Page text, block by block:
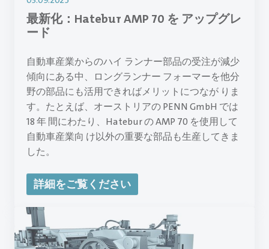
最新化：Hatebur AMP 70 を アップグレ
ード
自動車産業からのハイ ランナー部品の受注が減少
傾向にある中、ロングランナー フォーマーを他分
野の部品にも活用できればメリットにつなが りま
す。たとえば、オーストリアの PENN GmbH では
18 年 間にわたり、Hatebur の AMP 70 を使用して
自動車産業向 け以外の重要な部品も生産してきま
した。
詳細をご覧ください